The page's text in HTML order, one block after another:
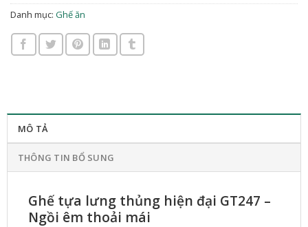
Danh mục: Ghế ăn
MÔ TẢ
THÔNG TIN BỔ SUNG
Ghế tựa lưng thủng hiện đại GT247 –
Ngồi êm thoải mái